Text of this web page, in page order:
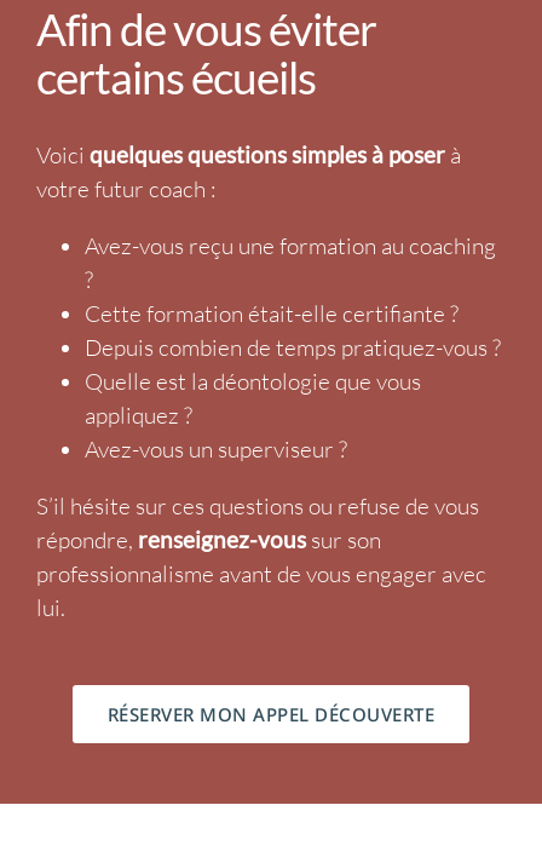
Afin de vous éviter
certains écueils
Voici quelques questions simples à poser à
votre futur coach :
Avez-vous reçu une formation au coaching
?
Cette formation était-elle certifiante ?
Depuis combien de temps pratiquez-vous ?
Quelle est la déontologie que vous
appliquez ?
Avez-vous un superviseur ?
S’il hésite sur ces questions ou refuse de vous
répondre, renseignez-voussur son
professionnalisme avant de vous engager avec
lui.
RÉSERVER MON APPEL DÉCOUVERTE